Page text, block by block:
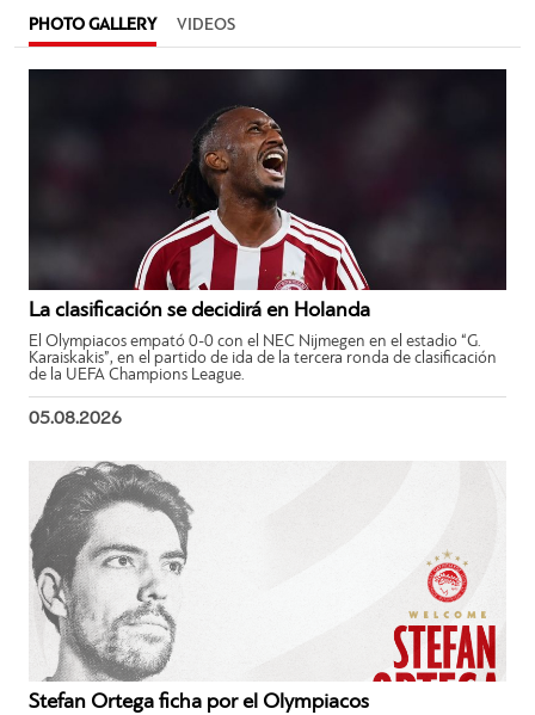
PHOTO GALLERY VIDEOS
La clasificación se decidirá en Holanda
El Olympiacos empató 0-0 con el NEC Nijmegen en el estadio “G.
Karaiskakis”, en el partido de ida de la tercera ronda de clasificación
de la UEFA Champions League.
05.08.2026
Stefan Ortega ficha por el Olympiacos